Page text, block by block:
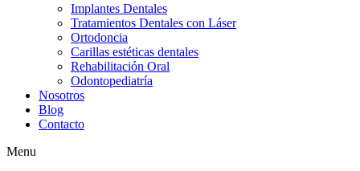
Implantes Dentales
Tratamientos Dentales con Láser
Ortodoncia
Carillas estéticas dentales
Rehabilitación Oral
Odontopediatría
Nosotros
Blog
Contacto
Menu